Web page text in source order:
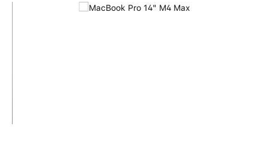
Bildergalerie überspringen